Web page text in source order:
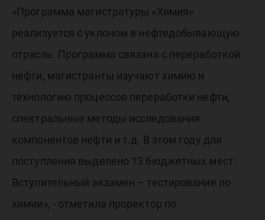
«Программа магистратуры «Химия»
реализуется с уклоном в нефтедобывающую
отрасль. Программа связана с переработкой
нефти, магистранты изучают химию и
технологию процессов переработки нефти,
спектральные методы исследования
компонентов нефти и т.д. В этом году для
поступления выделено 13 бюджетных мест.
Вступительный экзамен – тестирование по
химии», - отметила проректор по